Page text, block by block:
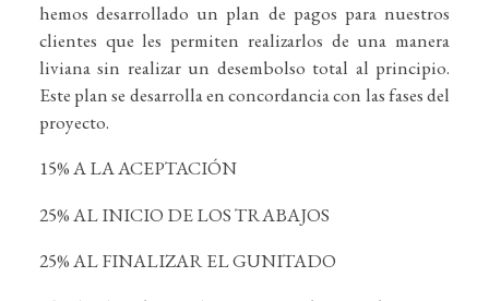
hemos desarrollado un plan de pagos para nuestros
clientes que les permiten realizarlos de una manera
liviana sin realizar un desembolso total al principio.
Este plan se desarrolla en concordancia con las fases del
proyecto.
15% A LA ACEPTACIÓN
25% AL INICIO DE LOS TRABAJOS
25% AL FINALIZAR EL GUNITADO